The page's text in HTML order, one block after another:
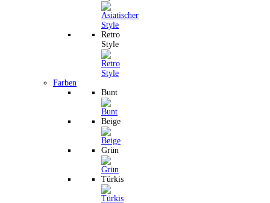
Retro
Style
Farben
Bunt
Beige
Grün
Türkis